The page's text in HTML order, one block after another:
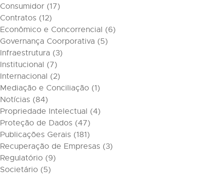
Consumidor (17)
Contratos (12)
Econômico e Concorrencial (6)
Governança Coorporativa (5)
Infraestrutura (3)
Institucional (7)
Internacional (2)
Mediação e Conciliação (1)
Notícias (84)
Propriedade Intelectual (4)
Proteção de Dados (47)
Publicações Gerais (181)
Recuperação de Empresas (3)
Regulatório (9)
Societário (5)